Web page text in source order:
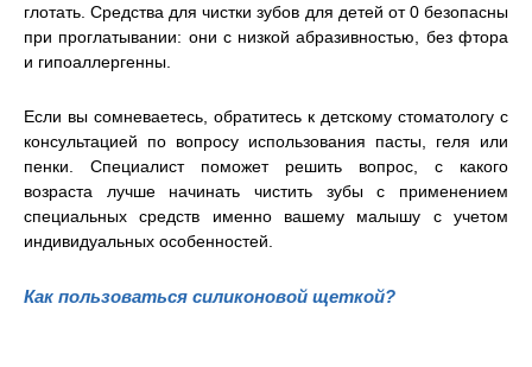
глотать. Средства для чистки зубов для детей от 0 безопасны
при проглатывании: они с низкой абразивностью, без фтора
и гипоаллергенны.
Если вы сомневаетесь, обратитесь к детскому стоматологу с
консультацией по вопросу использования пасты, геля или
пенки. Специалист поможет решить вопрос, с какого
возраста лучше начинать чистить зубы с применением
специальных средств именно вашему малышу с учетом
индивидуальных особенностей.
Как пользоваться силиконовой щеткой?